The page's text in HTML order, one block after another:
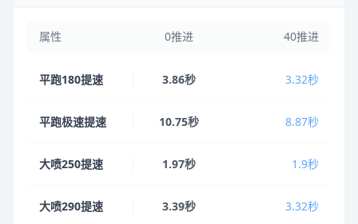
属性 0推进 40推进
平跑180提速 3.86秒 3.32秒
平跑极速提速 10.75秒 8.87秒
大喷250提速 1.97秒 1.9秒
大喷290提速 3.39秒 3.32秒